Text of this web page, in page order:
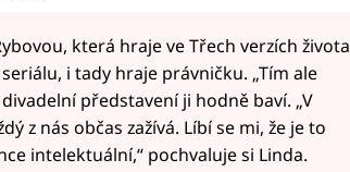
která hraje ve Třech verzích života
i tady hraje právničku. „Tím ale
představení ji hodně baví. „V
z nás občas zažívá. Líbí se mi, že je to
intelektuální,“ pochvaluje si Linda.